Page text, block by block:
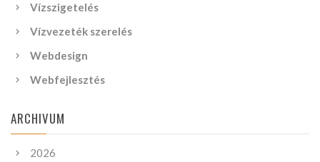
Vízszigetelés
Vízvezeték szerelés
Webdesign
Webfejlesztés
ARCHIVUM
2026